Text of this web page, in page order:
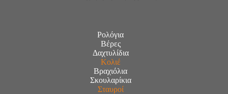
Ρολόγια
Βέρες
Δαχτυλίδια
Κολιέ
Βραχιόλια
Σκουλαρίκια
Σταυροί